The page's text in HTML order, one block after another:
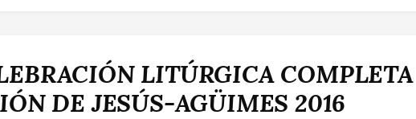
LITÚRGICA COMPLETA
DE JESÚS-AGÜIMES 2016